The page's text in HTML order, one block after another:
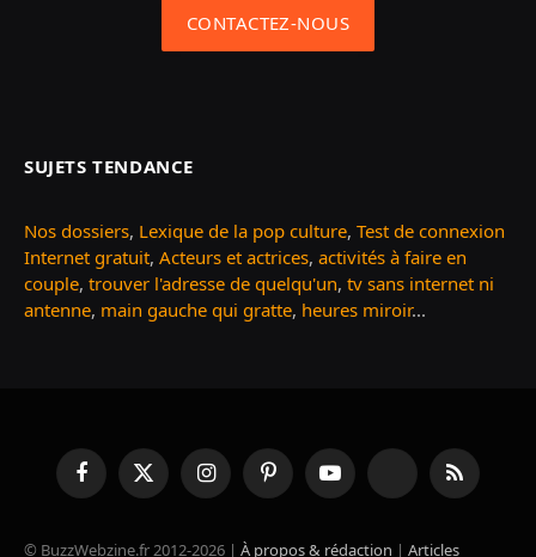
CONTACTEZ-NOUS
SUJETS TENDANCE
Nos dossiers, Lexique de la pop culture, Test de connexion
Internet gratuit, Acteurs et actrices, activités à faire en
couple, trouver l'adresse de quelqu'un, tv sans internet ni
antenne, main gauche qui gratte, heures miroir...
FacebookX
(Twitter)
InstagramPinterestYouTube TikTok RSS
© BuzzWebzine.fr 2012-2026 | À propos & rédaction | Articles